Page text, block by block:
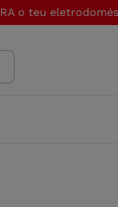
o teu